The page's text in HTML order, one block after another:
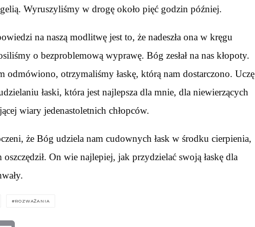
Wyruszyliśmy w drogę około pięć godzin później.
na naszą modlitwę jest to, że nadeszła ona w kręgu
o bezproblemową wyprawę. Bóg zesłał na nas kłopoty.
odmówiono, otrzymaliśmy łaskę, którą nam dostarczono. Uczę
łaski, która jest najlepsza dla mnie, dla niewierzących
wiary jedenastoletnich chłopców.
że Bóg udziela nam cudownych łask w środku cierpienia,
On wie najlepiej, jak przydzielać swoją łaskę dla
ROZWAŻANIA